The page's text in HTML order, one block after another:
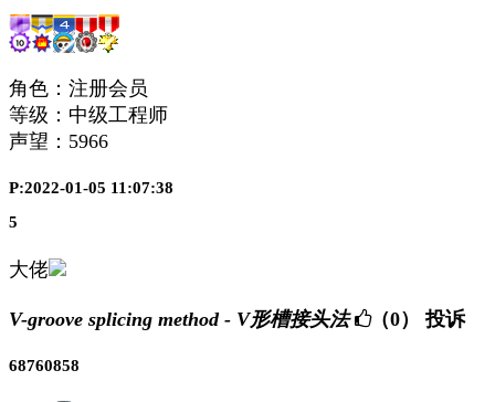
角色：注册会员
等级：中级工程师
声望： 5966
P:2022-01-05 11:07:38
5
大佬
V-groove splicing method - V形槽接头法 （0） 投诉
68760858